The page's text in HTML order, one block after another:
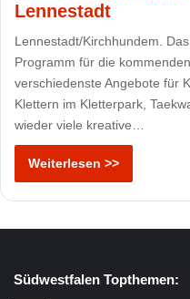
Lennestadt
Lennestadt/Kirchhundem.
Programm für die
verschiedenste Angebote für
Klettern im Kletterpark,
wieder viele kreative…
Weiterlesen >>
Südwestfalen Topthemen: